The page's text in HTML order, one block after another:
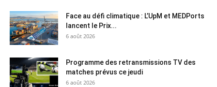
Face au défi climatique : L’UpM et MEDPorts
lancent le Prix...
6 août 2026
Programme des retransmissions TV des
matches prévus ce jeudi
6 août 2026